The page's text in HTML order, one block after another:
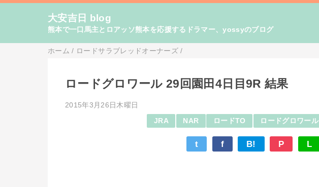
大安吉日 blog
熊本で一口馬主とロアッソ熊本を応援するドラマー、yossyのブログ
ホーム / ロードサラブレッドオーナーズ /
ロードグロワール 29回園田4日目9R 結果
2015年3月26日木曜日
JRA NAR ロードTO ロードグロワール
t f B! P L